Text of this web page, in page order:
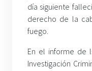
día siguiente
derecho de la
fuego.
En el informe de
Investigación